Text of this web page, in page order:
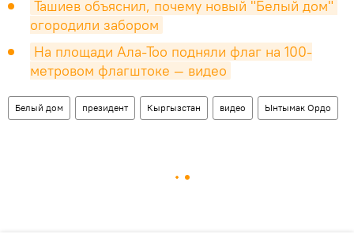
Ташиев объяснил, почему новый "Белый дом"
огородили забором
На площади Ала-Тоо подняли флаг на 100-
метровом флагштоке — видео
Белый дом президент Кыргызстан видео Ынтымак Ордо